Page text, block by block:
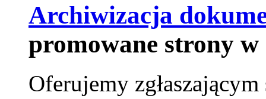
Archiwizacja
promowane strony
Oferujemy